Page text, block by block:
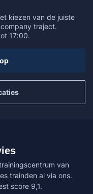
kiezen van de juiste
traject.
17:00.
van
trainden al via ons.
score 9,1.